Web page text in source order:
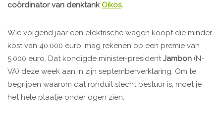
coördinator van denktank Oikos.
Wie volgend jaar een elektrische wagen koopt die minder
kost van 40.000 euro, mag rekenen op een premie van
5.000 euro. Dat kondigde minister-presidentJambon (N-
VA) deze week aan in zijn septemberverklaring. Om te
begrijpen waarom dat ronduit slecht bestuur is, moet je
het hele plaatje onder ogen zien.